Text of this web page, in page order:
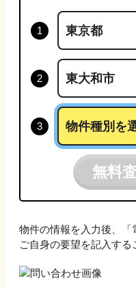
無料
物件の情報を入力後、
ご自身の要望を記入する